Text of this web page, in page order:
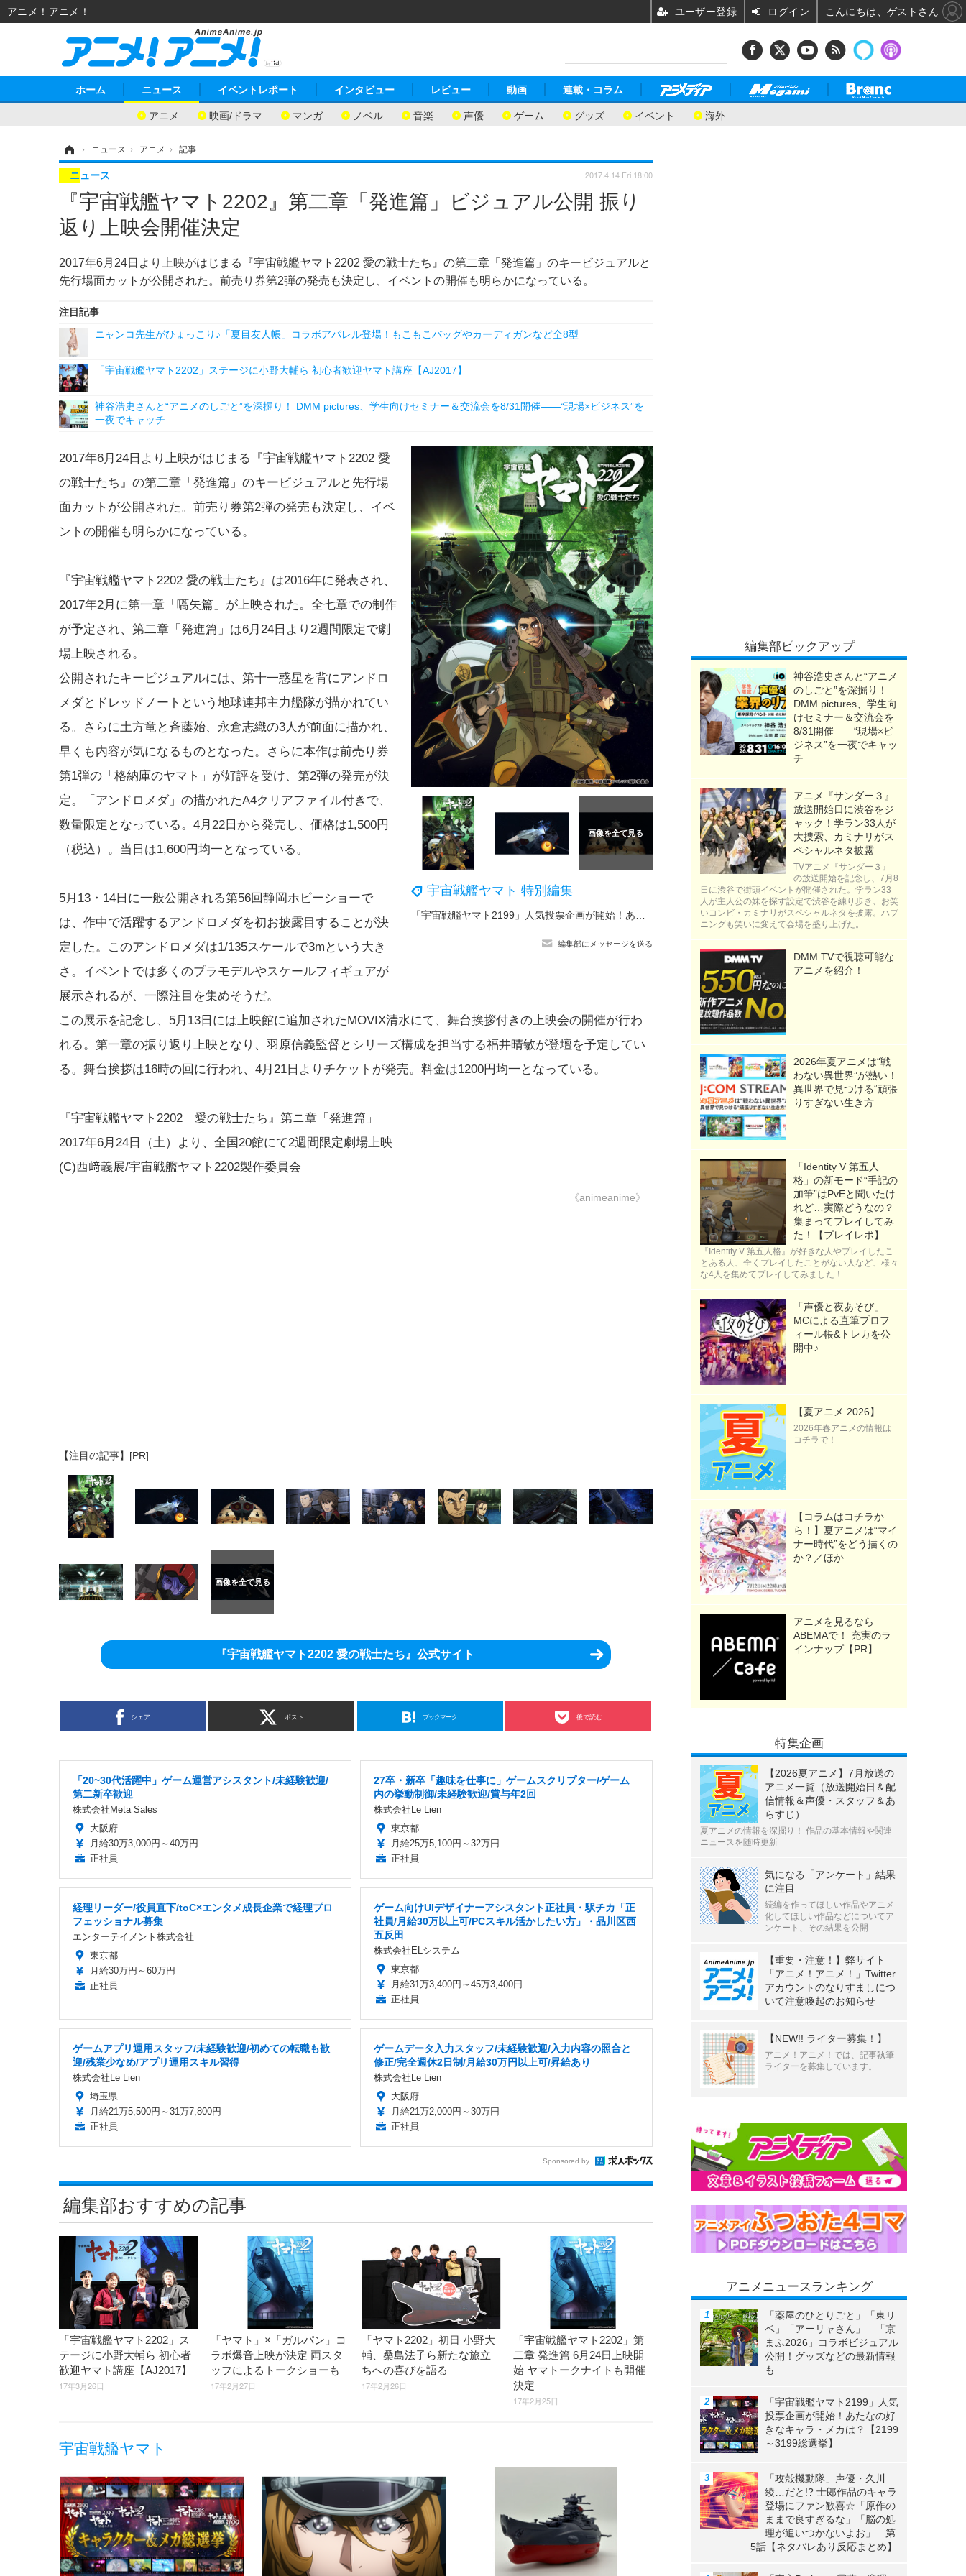
ホーム ニュース
アニメ 映画/ドラマ マンガ ノベル 音楽 声優 ゲーム グッズ イベント 海外
イベントレポート インタビュー レビュー 動画 連載・コラム
› ニュース › アニメ › 記事
『宇宙戦艦ヤマト2202』第二章「発進篇」ビジュアル公開 振り
返り上映会開催決定
2017年6月24日より上映がはじまる『宇宙戦艦ヤマト2202 愛の戦士たち』の第二章「発進篇」のキービジュアルと
先行場面カットが公開された。前売り券第2弾の発売も決定し、イベントの開催も明らかになっている。
ニュース 2017.4.14 Fri 18:00
注目記事
ニャンコ先生がひょっこり♪「夏目友人帳」コラボアパレル登場！もこもこバッグやカーディガンなど全8型
「宇宙戦艦ヤマト2202」ステージに小野大輔ら 初心者歓迎ヤマト講座【AJ2017】
神谷浩史さんと“アニメのしごと”を深掘り！ DMM pictures、学生向けセミナー＆交流会を8/31開催――“現場×ビジネス”を
一夜でキャッチ
宇宙戦艦ヤマト 特別編集
編集部にメッセージを送る
2017年6月24日より上映がはじまる『宇宙戦艦ヤマト2202 愛
の戦士たち』の第二章「発進篇」のキービジュアルと先行場
面カットが公開された。前売り券第2弾の発売も決定し、イベ
ントの開催も明らかになっている。
『宇宙戦艦ヤマト2202 愛の戦士たち』は2016年に発表され、
2017年2月に第一章「嚆矢篇」が上映された。全七章での制作
が予定され、第二章「発進篇」は6月24日より2週間限定で劇
場上映される。
公開されたキービジュアルには、第十一惑星を背にアンドロ
メダとドレッドノートという地球連邦主力艦隊が描かれてい
る。さらに土方竜と斉藤始、永倉志織の3人が前面に描かれ、
早くも内容が気になるものとなった。さらに本作は前売り券
第1弾の「格納庫のヤマト」が好評を受け、第2弾の発売が決
定。「アンドロメダ」の描かれたA4クリアファイル付きで、
数量限定となっている。4月22日から発売し、価格は1,500円
（税込）。当日は1,600円均一となっている。
5月13・14日に一般公開される第56回静岡ホビーショーで
は、作中で活躍するアンドロメダを初お披露目することが決
定した。このアンドロメダは1/135スケールで3mという大き
さ。イベントでは多くのプラモデルやスケールフィギュアが
展示されるが、一際注目を集めそうだ。
この展示を記念し、5月13日には上映館に追加されたMOVIX清水にて、舞台挨拶付きの上映会の開催が行わ
れる。第一章の振り返り上映となり、羽原信義監督とシリーズ構成を担当する福井晴敏が登壇を予定してい
る。舞台挨拶は16時の回に行われ、4月21日よりチケットが発売。料金は1200円均一となっている。
『宇宙戦艦ヤマト2202 愛の戦士たち』第ニ章「発進篇」
2017年6月24日（土）より、全国20館にて2週間限定劇場上映
(C)西﨑義展/宇宙戦艦ヤマト2202製作委員会
《animeanime》
【注目の記事】[PR]
『宇宙戦艦ヤマト2202 愛の戦士たち』公式サイト
シェア ポスト ブックマーク 後で読む
「20~30代活躍中」ゲーム運営アシスタント/未経験歓迎/
第二新卒歓迎
株式会社Meta Sales
大阪府
月給30万3,000円～40万円
正社員
27卒・新卒「趣味を仕事に」ゲームスクリプター/ゲーム
内の挙動制御/未経験歓迎/賞与年2回
株式会社Le Lien
東京都
月給25万5,100円～32万円
正社員
経理リーダー/役員直下/toC×エンタメ成長企業で経理プロ
フェッショナル募集
エンターテイメント株式会社
東京都
月給30万円～60万円
正社員
ゲーム向けUIデザイナーアシスタント正社員・駅チカ「正
社員/月給30万以上可/PCスキル活かしたい方」・品川区西
五反田
株式会社ELシステム
東京都
月給31万3,400円～45万3,400円
正社員
ゲームアプリ運用スタッフ/未経験歓迎/初めての転職も歓
迎/残業少なめ/アプリ運用スキル習得
株式会社Le Lien
埼玉県
月給21万5,500円～31万7,800円
正社員
ゲームデータ入力スタッフ/未経験歓迎/入力内容の照合と
修正/完全週休2日制/月給30万円以上可/昇給あり
株式会社Le Lien
大阪府
月給21万2,000円～30万円
正社員
Sponsored by
編集部おすすめの記事
「宇宙戦艦ヤマト2202」ス
テージに小野大輔ら 初心者
歓迎ヤマト講座【AJ2017】
17年3月26日
「ヤマト」×「ガルパン」コ
ラボ爆音上映が決定 両スタ
ッフによるトークショーも
17年2月27日
「ヤマト2202」初日 小野大
輔、桑島法子ら新たな旅立
ちへの喜びを語る
17年2月26日
「宇宙戦艦ヤマト2202」第
二章 発進篇 6月24日上映開
始 ヤマトークナイトも開催
決定
17年2月25日
宇宙戦艦ヤマト
編集部ピックアップ
神谷浩史さんと“アニメ
のしごと”を深掘り！
DMM pictures、学生向
けセミナー＆交流会を
8/31開催――“現場×ビ
ジネス”を一夜でキャッ
チ
アニメ『サンダー３』
放送開始日に渋谷をジ
ャック！学ラン33人が
大捜索、カミナリがス
ペシャルネタ披露
TVアニメ『サンダー３』
の放送開始を記念し、7月8
日に渋谷で街頭イベントが開催された。学ラン33
人が主人公の妹を探す設定で渋谷を練り歩き、お笑
いコンビ・カミナリがスペシャルネタを披露。ハプ
ニングも笑いに変えて会場を盛り上げた。
DMM TVで視聴可能な
アニメを紹介！
2026年夏アニメは“戦
わない異世界”が熱い！
異世界で見つける“頑張
りすぎない生き方
「Identity V 第五人
格」の新モード“手記の
加筆”はPvEと聞いたけ
れど…実際どうなの？
集まってプレイしてみ
た！【プレイレポ】
『Identity V 第五人格』が好きな人やプレイしたこ
とある人、全くプレイしたことがない人など、様々
な4人を集めてプレイしてみました！
「声優と夜あそび」
MCによる直筆プロフ
ィール帳&トレカを公
開中♪
【夏アニメ 2026】
2026年春アニメの情報は
コチラで！
【コラムはコチラか
ら！】夏アニメは“マイ
ナー時代”をどう描くの
か？／ほか
アニメを見るなら
ABEMAで！ 充実のラ
インナップ【PR】
特集企画
【2026夏アニメ】7月放送の
アニメ一覧（放送開始日＆配
信情報＆声優・スタッフ＆あ
らすじ）
夏アニメの情報を深掘り！ 作品の基本情報や関連
ニュースを随時更新
気になる「アンケート」結果
に注目
続編を作ってほしい作品やアニメ
化してほしい作品などについてア
ンケート、その結果を公開
【重要・注意！】弊サイト
「アニメ！アニメ！」Twitter
アカウントのなりすましにつ
いて注意喚起のお知らせ
【NEW!! ライター募集！】
アニメ！アニメ！では、記事執筆
ライターを募集しています。
アニメニュースランキング
「薬屋のひとりごと」「東リ
ベ」「アーリャさん」…「京
まふ2026」コラボビジュアル
公開！グッズなどの最新情報
も
「宇宙戦艦ヤマト2199」人気
投票企画が開始！あたなの好
きなキャラ・メカは？【2199
～3199総選挙】
「攻殻機動隊」声優・久川
綾…だと!? 士郎作品のキャラ
登場にファン歓喜☆「原作の
ままで良すぎるな」「脳の処
理が追いつかないよお」…第
5話【ネタバレあり反応まとめ】
アニメ！アニメ！ ユーザー登録 ログイン こんにちは、ゲストさん